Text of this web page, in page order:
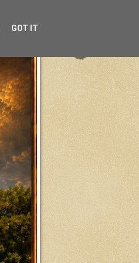
GOT IT